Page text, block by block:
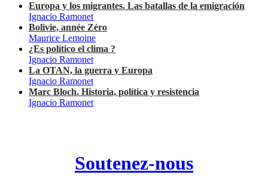
Europa y los migrantes. Las batallas de la emigración
Ignacio Ramonet
Bolivie, année Zéro
Maurice Lemoine
¿Es político el clima ?
Ignacio Ramonet
La OTAN, la guerra y Europa
Ignacio Ramonet
Marc Bloch. Historia, política y resistencia
Ignacio Ramonet
Soutenez-nous